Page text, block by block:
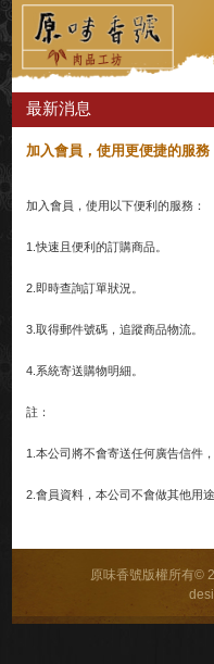
最新消息
加入會員，使用更便捷的服務
加入會員，使用以下便利的服務：
1.快速且便利的訂購商品。
2.即時查詢訂單狀況。
3.取得郵件號碼，追蹤商品物流。
4.系統寄送購物明細。
註：
1.本公司將不會寄送任何廣告信件
2.會員資料，本公司不會做其他用
原味香號版權所有©